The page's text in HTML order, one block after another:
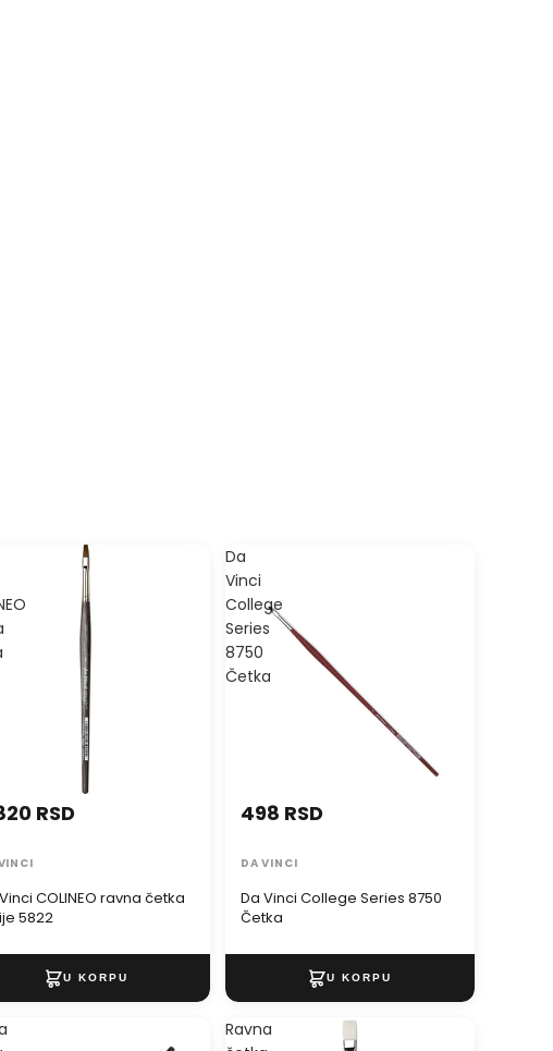
COLINEO ravna četka
5822
RSD
Da
Vinci
College
Series
8750
Četka
Da Vinci College Series 8750
Četka
498 RSD
DA VINCI
Ravna